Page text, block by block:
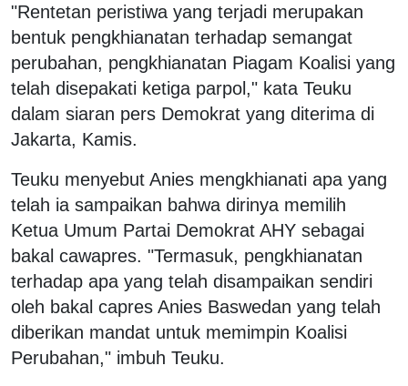
"Rentetan peristiwa yang terjadi merupakan
bentuk pengkhianatan terhadap semangat
perubahan, pengkhianatan Piagam Koalisi yang
telah disepakati ketiga parpol," kata Teuku
dalam siaran pers Demokrat yang diterima di
Jakarta, Kamis.
Teuku menyebut Anies mengkhianati apa yang
telah ia sampaikan bahwa dirinya memilih
Ketua Umum Partai Demokrat AHY sebagai
bakal cawapres. "Termasuk, pengkhianatan
terhadap apa yang telah disampaikan sendiri
oleh bakal capres Anies Baswedan yang telah
diberikan mandat untuk memimpin Koalisi
Perubahan," imbuh Teuku.